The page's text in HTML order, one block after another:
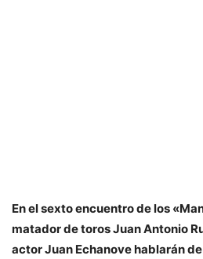
En el sexto encuentro de los
matador de toros Juan Antonio
actor Juan Echanove hablarán